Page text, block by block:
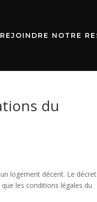
REJOINDRE NOTRE
du
logement décent. Le décret
les conditions légales du